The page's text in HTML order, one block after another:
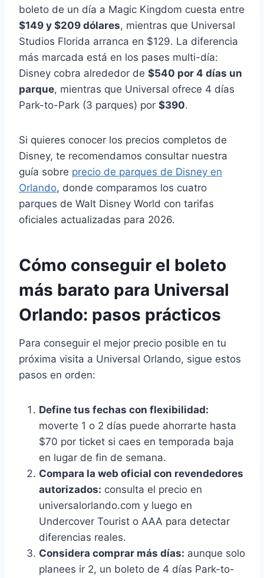
boleto de un día a Magic Kingdom cuesta entre
$149 y $209 dólares, mientras que Universal
Studios Florida arranca en $129. La diferencia
más marcada está en los pases multi-día:
Disney cobra alrededor de $540 por 4 días un
parque, mientras que Universal ofrece 4 días
Park-to-Park (3 parques) por $390.
Si quieres conocer los precios completos de
Disney, te recomendamos consultar nuestra
guía sobre precio de parques de Disney en
Orlando, donde comparamos los cuatro
parques de Walt Disney World con tarifas
oficiales actualizadas para 2026.
Cómo conseguir el boleto
más barato para Universal
Orlando: pasos prácticos
Para conseguir el mejor precio posible en tu
próxima visita a Universal Orlando, sigue estos
pasos en orden:
Define tus fechas con flexibilidad:
moverte 1 o 2 días puede ahorrarte hasta
$70 por ticket si caes en temporada baja
en lugar de fin de semana.
Compara la web oficial con revendedores
autorizados: consulta el precio en
universalorlando.com y luego en
Undercover Tourist o AAA para detectar
diferencias reales.
Considera comprar más días: aunque solo
planees ir 2, un boleto de 4 días Park-to-